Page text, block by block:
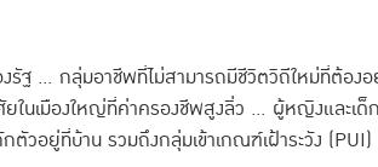
ฐ ... กลุ่มอาชีพที่ไม่สามารถมีชีวิตวิถีใหม่ที่ต้อง
ในเมืองใหญ่ที่ค่าครองชีพสูงลิ่ว ... ผู้หญิงและเด็ก
ตัวอยู่ที่บ้าน รวมถึงกลุ่มเข้าเกณฑ์เฝ้าระวัง (PUI)